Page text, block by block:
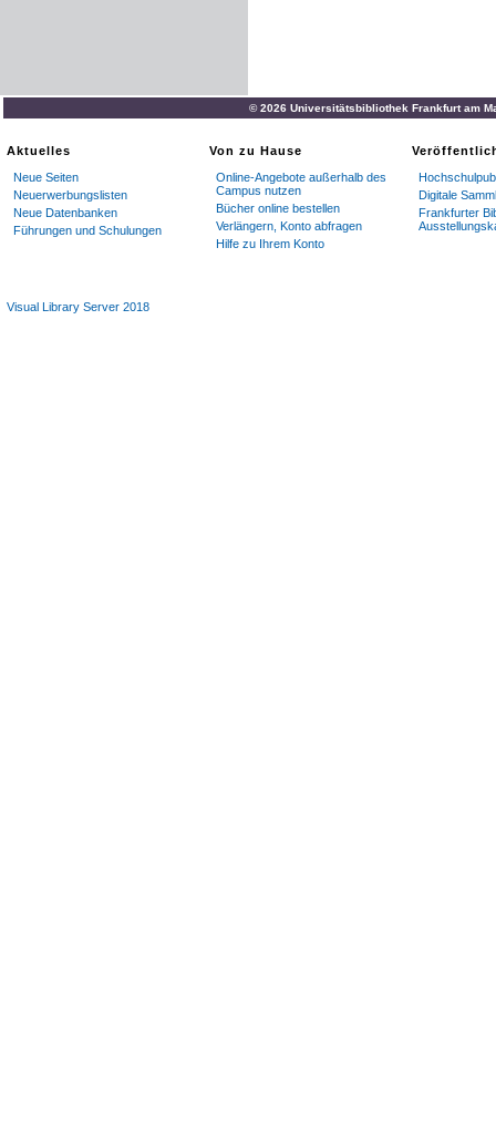
© 2026 Universitätsbibliothek Frankfurt am
Aktuelles
Neue Seiten
Neuerwerbungslisten
Neue Datenbanken
Führungen und Schulungen
Von zu Hause
Online-Angebote außerhalb des
Campus nutzen
Bücher online bestellen
Verlängern, Konto abfragen
Hilfe zu Ihrem Konto
Digitale
Frankfurter
Visual Library Server 2018